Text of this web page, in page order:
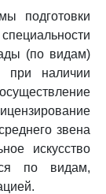
подготовки
(по видам)
при наличии
звена
искусство
по видам,